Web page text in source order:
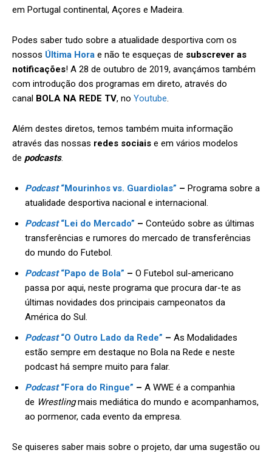
em Portugal continental, Açores e Madeira.
Podes saber tudo sobre a atualidade desportiva com os
nossos Última Hora e não te esqueças de subscrever as
notificações! A 28 de outubro de 2019, avançámos também
com introdução dos programas em direto, através do
canal BOLA NA REDE TV, no Youtube.
Além destes diretos, temos também muita informação
através das nossas redes sociais e em vários modelos
de podcasts.
Podcast“Mourinhos vs. Guardiolas” – Programa sobre a
atualidade desportiva nacional e internacional.
Podcast“Lei do Mercado” – Conteúdo sobre as últimas
transferências e rumores do mercado de transferências
do mundo do Futebol.
Podcast“Papo de Bola” – O Futebol sul-americano
passa por aqui, neste programa que procura dar-te as
últimas novidades dos principais campeonatos da
América do Sul.
Podcast“O Outro Lado da Rede” – As Modalidades
estão sempre em destaque no Bola na Rede e neste
podcast há sempre muito para falar.
Podcast“Fora do Ringue” – A WWE é a companhia
de Wrestlingmais mediática do mundo e acompanhamos,
ao pormenor, cada evento da empresa.
Se quiseres saber mais sobre o projeto, dar uma sugestão ou